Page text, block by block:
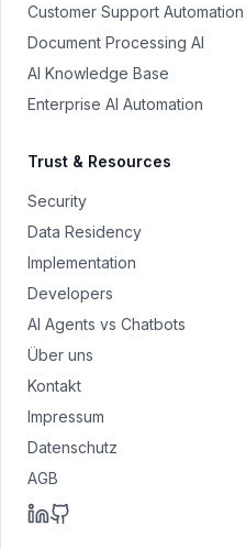
Customer Support Automation
Document Processing AI
AI Knowledge Base
Enterprise AI Automation
Trust & Resources
Security
Data Residency
Implementation
Developers
AI Agents vs Chatbots
Über uns
Kontakt
Impressum
Datenschutz
AGB